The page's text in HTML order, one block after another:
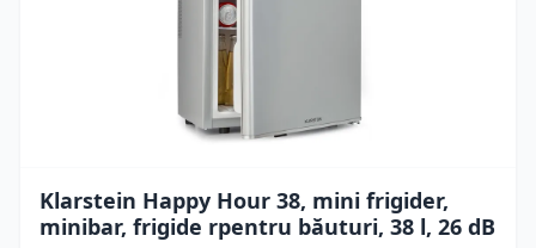
Klarstein Happy Hour 38, mini frigider,
minibar, frigide rpentru băuturi, 38 l, 26 dB